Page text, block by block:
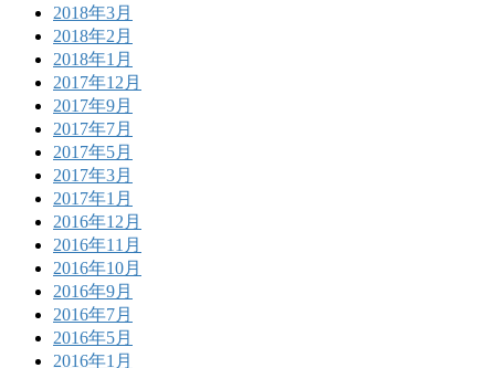
2018年3月
2018年2月
2018年1月
2017年12月
2017年9月
2017年7月
2017年5月
2017年3月
2017年1月
2016年12月
2016年11月
2016年10月
2016年9月
2016年7月
2016年5月
2016年1月